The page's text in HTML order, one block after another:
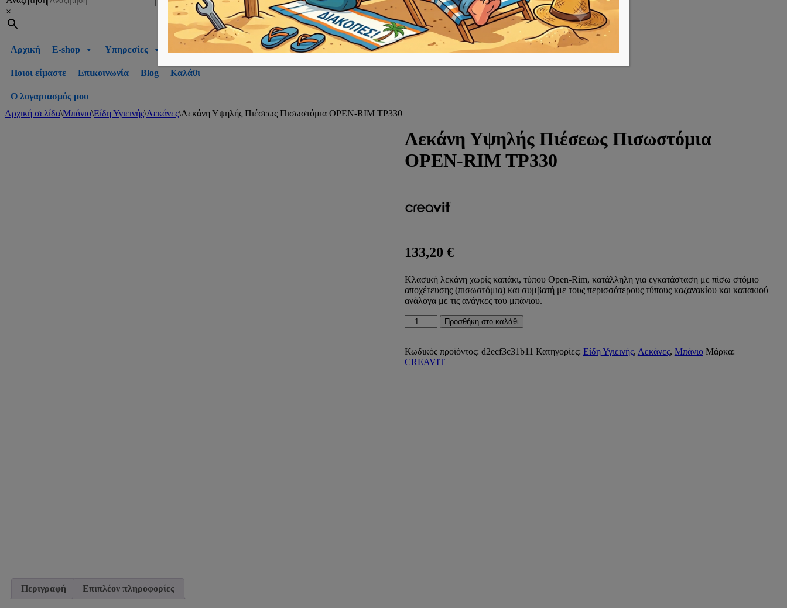
×
Αρχική E-shop Υπηρεσίες
Ποιοι είμαστε Επικοινωνία Blog Καλάθι
Ο λογαριασμός μου
Αρχική σελίδα\Μπάνιο\Είδη Υγιεινής\Λεκάνες\Λεκάνη Υψηλής Πιέσεως Πισωστόμια OPEN-RIM TP330
Λεκάνη Υψηλής Πιέσεως Πισωστόμια
OPEN-RIM TP330
133,20 €
Κλασική λεκάνη χωρίς καπάκι, τύπου Open-Rim, κατάλληλη για εγκατάσταση με πίσω στόμιο
αποχέτευσης (πισωστόμια) και συμβατή με τους περισσότερους τύπους καζανακίου και καπακιού
ανάλογα με τις ανάγκες του μπάνιου.
Λεκάνη
Υψηλής
Πισωστόμια
OPEN-
Προσθήκη στο καλάθι
Κωδικός προϊόντος: d2ecf3c31b11 Κατηγορίες: Είδη Υγιεινής, Λεκάνες, Μπάνιο Μάρκα:
CREAVIT
Περιγραφή Επιπλέον πληροφορίες